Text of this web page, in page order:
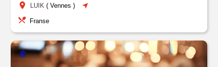
LUIK (Vennes )
Franse